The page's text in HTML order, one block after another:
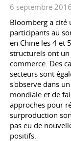
6 septembre 2016
Bloomberg a cité
participants au
en Chine les 4 et
structurels ont
commerce. Des
secteurs sont
s'observe dans
mondiale et de
approches pour
surproduction
pas eu de
positifs.